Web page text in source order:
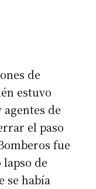
de
estuvo
de
el paso
fue
de
se había